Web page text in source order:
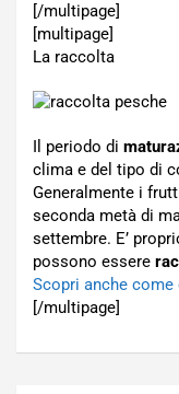
[/multipage]
[multipage]
La raccolta
Il periodo di
clima e del tipo di
Generalmente i
seconda metà di
settembre. E’
possono essere
Scopri anche
[/multipage]